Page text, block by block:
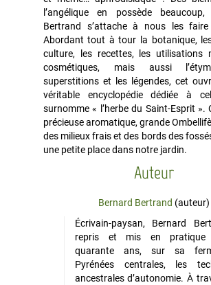
l’angélique en possède
Bertrand s’attache à nous les faire
Abordant tout à tour la botanique,
culture, les recettes, les utilisations
cosmétiques, mais aussi
superstitions et les légendes, cet
véritable encyclopédie dédiée à
surnomme « l’herbe du Saint-Esprit ».
précieuse aromatique, grande
des milieux frais et des bords des
une petite place dans notre jardin.
Auteur
Bernard Bertrand (auteur)
Écrivain-paysan, Bernard
repris et mis en pratique
quarante ans, sur sa
Pyrénées centrales, les
ancestrales d’autonomie. À